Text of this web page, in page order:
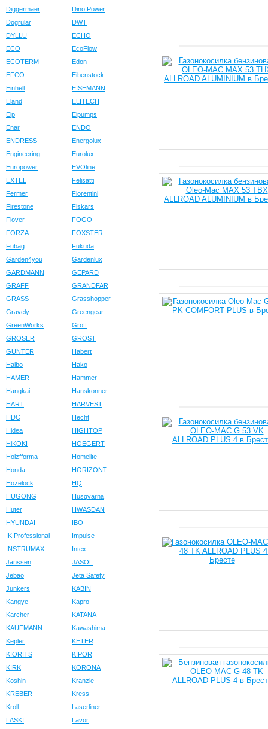
Diggermaer
Dino Power
Dogrular
DWT
DYLLU
ECHO
ECO
EcoFlow
ECOTERM
Edon
EFCO
Eibenstock
Einhell
EISEMANN
Eland
ELITECH
Elp
Elpumps
Enar
ENDO
ENDRESS
Energolux
Engineering
Eurolux
Europower
EVOline
EXTEL
Felisatti
Fermer
Fiorentini
Firestone
Fiskars
Flover
FOGO
FORZA
FOXSTER
Fubag
Fukuda
Garden4you
Gardenlux
GARDMANN
GEPARD
GRAFF
GRANDFAR
GRASS
Grasshopper
Gravely
Greengear
GreenWorks
Groff
GROSER
GROST
GUNTER
Habert
Haibo
Hako
HAMER
Hammer
Hangkai
Hanskonner
HART
HARVEST
HDC
Hecht
Hidea
HIGHTOP
HiKOKI
HOEGERT
Holzfforma
Homelite
Honda
HORIZONT
Hozelock
HQ
HUGONG
Husqvarna
Huter
HWASDAN
HYUNDAI
IBO
IK Professional
Impulse
INSTRUMAX
Intex
Janssen
JASOL
Jebao
Jeta Safety
Junkers
KABIN
Kangye
Kapro
Karcher
KATANA
KAUFMANN
Kawashima
Kepler
KETER
KIORITS
KIPOR
KIRK
KORONA
Koshin
Kranzle
KREBER
Kress
Kroll
Laserliner
LASKI
Lavor